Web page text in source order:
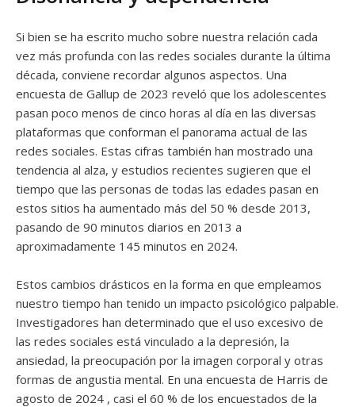
Si bien se ha escrito mucho sobre nuestra relación cada
vez más profunda con las redes sociales durante la última
década, conviene recordar algunos aspectos. Una
encuesta de Gallup de 2023 reveló que los adolescentes
pasan poco menos de cinco horas al día en las diversas
plataformas que conforman el panorama actual de las
redes sociales. Estas cifras también han mostrado una
tendencia al alza, y estudios recientes sugieren que el
tiempo que las personas de todas las edades pasan en
estos sitios ha aumentado más del 50 % desde 2013,
pasando de 90 minutos diarios en 2013 a
aproximadamente 145 minutos en 2024.
Estos cambios drásticos en la forma en que empleamos
nuestro tiempo han tenido un impacto psicológico palpable.
Investigadores han determinado que el uso excesivo de
las redes sociales está vinculado a la depresión, la
ansiedad, la preocupación por la imagen corporal y otras
formas de angustia mental. En una encuesta de Harris de
agosto de 2024 , casi el 60 % de los encuestados de la